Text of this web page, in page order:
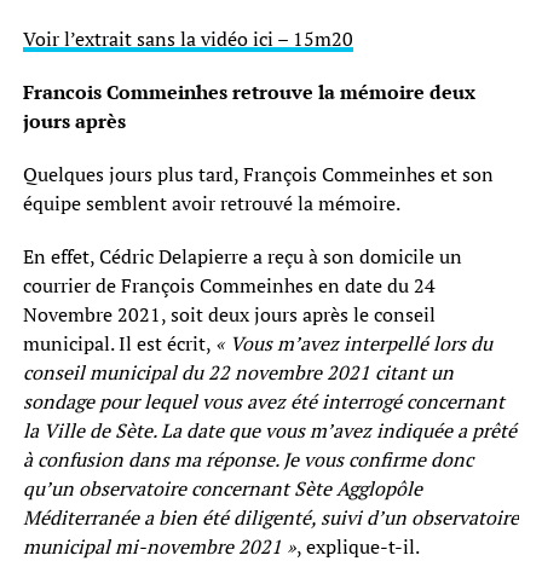
Voir l’extrait sans la vidéo ici – 15m20
Francois Commeinhes retrouve la mémoire deux
jours après
Quelques jours plus tard, François Commeinhes et son
équipe semblent avoir retrouvé la mémoire.
En effet, Cédric Delapierre a reçu à son domicile un
courrier de François Commeinhes en date du 24
Novembre 2021, soit deux jours après le conseil
municipal. Il est écrit, « Vous m’avez interpellé lors du
conseil municipal du 22 novembre 2021 citant un
sondage pour lequel vous avez été interrogé concernant
la Ville de Sète. La date que vous m’avez indiquée a prêté
à confusion dans ma réponse. Je vous confirme donc
qu’un observatoire concernant Sète Agglopôle
Méditerranée a bien été diligenté, suivi d’un observatoire
municipal mi-novembre 2021 », explique-t-il.